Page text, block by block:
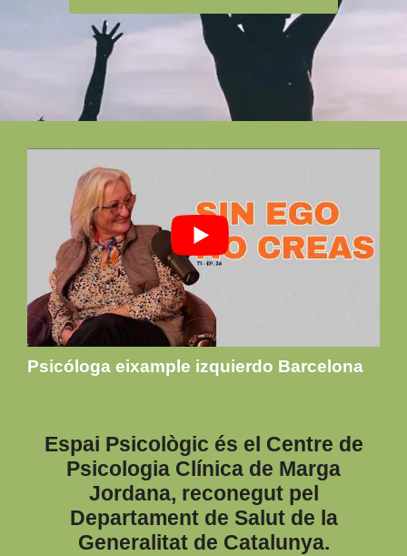
Psicóloga eixample izquierdo Barcelona
Espai Psicològic és el Centre de
Psicologia Clínica de Marga
Jordana, reconegut pel
Departament de Salut de la
Generalitat de Catalunya.